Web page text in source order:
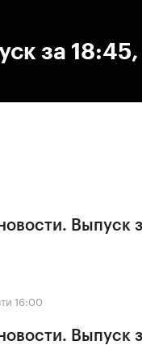
за
Выпуск
16:00
новости.